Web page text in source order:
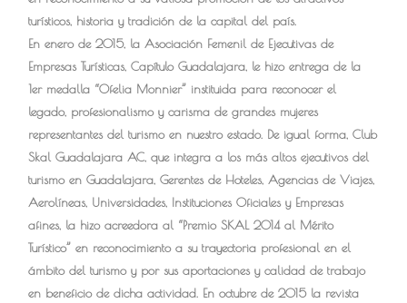
turísticos, historia y tradición de la capital del país.
En enero de 2015, la Asociación Femenil de Ejecutivas de
Empresas Turísticas, Capítulo Guadalajara, le hizo entrega de la
1er medalla “Ofelia Monnier” instituida para reconocer el
legado, profesionalismo y carisma de grandes mujeres
representantes del turismo en nuestro estado. De igual forma, Club
Skal Guadalajara AC, que integra a los más altos ejecutivos del
turismo en Guadalajara, Gerentes de Hoteles, Agencias de Viajes,
Aerolíneas, Universidades, Instituciones Oficiales y Empresas
afines, la hizo acreedora al “Premio SKAL 2014 al Mérito
Turístico” en reconocimiento a su trayectoria profesional en el
ámbito del turismo y por sus aportaciones y calidad de trabajo
en beneficio de dicha actividad. En octubre de 2015 la revista